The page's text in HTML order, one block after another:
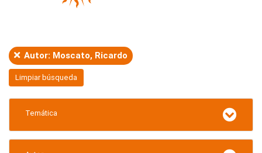
Autor: Moscato, Ricardo
Limpiar búsqueda
Temática